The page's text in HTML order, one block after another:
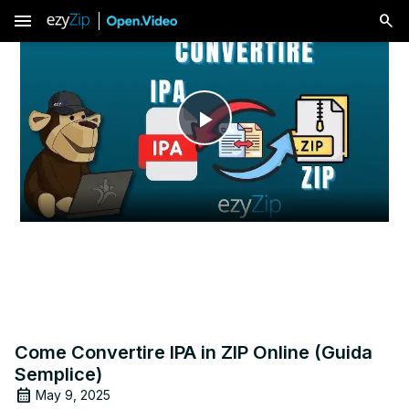
menu
Play
Video
Come Convertire IPA in ZIP Online (Guida
Semplice)
May 9, 2025